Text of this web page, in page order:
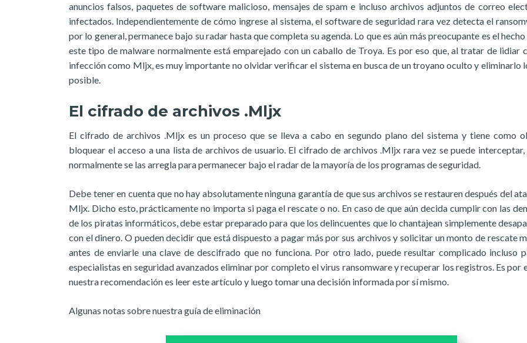
anuncios falsos, paquetes de software malicioso, mensajes de spam e incluso archivos adjuntos de correo
infectados. Independientemente de cómo ingrese al sistema, el software de seguridad rara vez detecta el
por lo general, permanece bajo su radar hasta que completa su agenda. Lo que es aún más preocupante es el
este tipo de malware normalmente está emparejado con un caballo de Troya. Es por eso que, al tratar de lidiar
infección como Mljx, es muy importante no olvidar verificar el sistema en busca de un troyano oculto y eliminarlo
posible.
El cifrado de archivos .Mljx
El cifrado de archivos .Mljx es un proceso que se lleva a cabo en segundo plano del sistema y tiene como
bloquear el acceso a una lista de archivos de usuario. El cifrado de archivos .Mljx rara vez se puede interceptar,
normalmente se las arregla para permanecer bajo el radar de la mayoría de los programas de seguridad.
Debe tener en cuenta que no hay absolutamente ninguna garantía de que sus archivos se restauren después del
Mljx. Dicho esto, prácticamente no importa si paga el rescate o no. En caso de que aún decida cumplir con las
de los piratas informáticos, debe estar preparado para que los delincuentes que lo chantajean simplemente
con el dinero. O pueden decidir que está dispuesto a pagar más por sus archivos y solicitar un monto de rescate
antes de enviarle una clave de descifrado que no funciona. Por otro lado, puede resultar complicado incluso
especialistas en seguridad avanzados eliminar por completo el virus ransomware y recuperar los registros. Es por
nuestra recomendación es leer este artículo y luego tomar una decisión informada por sí mismo.
Algunas notas sobre nuestra guía de eliminación